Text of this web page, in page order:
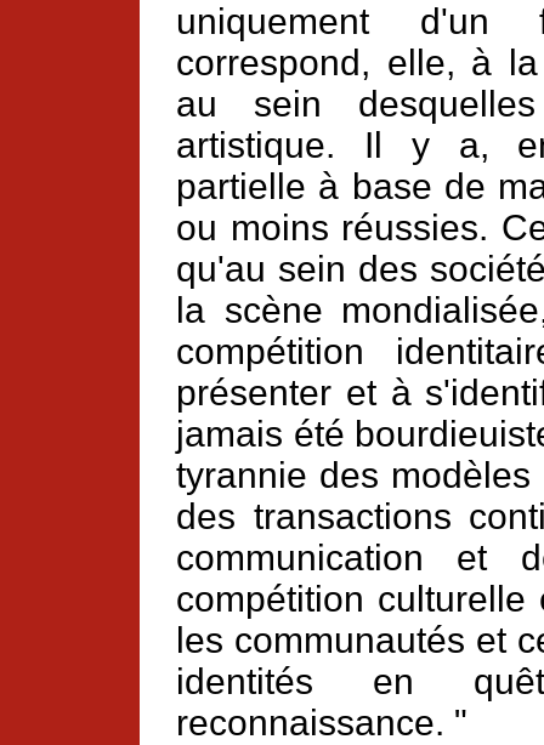
uniquement d'un
correspond, elle, à
au sein
artistique. Il y a,
partielle à base de
ou moins réussies.
qu'au sein des
la scène
compétition
présenter et à
jamais été
tyrannie des
des transactions
communication et
compétition
les communautés et
identités en
reconnaissance. "